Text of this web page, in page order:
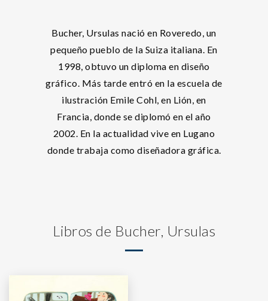
Bucher, Ursulas nació en Roveredo, un
pequeño pueblo de la Suiza italiana. En
1998, obtuvo un diploma en diseño
gráfico. Más tarde entró en la escuela de
ilustración Emile Cohl, en Lión, en
Francia, donde se diplomó en el año
2002. En la actualidad vive en Lugano
donde trabaja como diseñadora gráfica.
Libros de Bucher, Ursulas